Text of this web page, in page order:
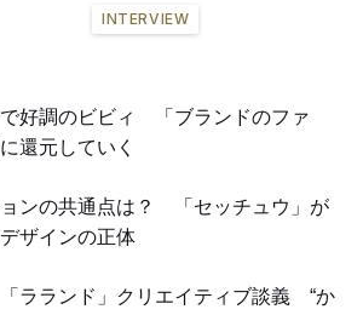
INTERVIEW
好調のビビィ 「ブランドのファ
還元していく
ンの共通点は？ 「セッチュウ」が
ザインの正体
「ラランド」クリエイティブ談義 “か